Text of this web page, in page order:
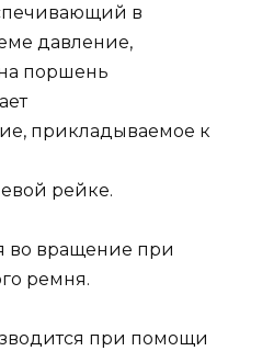
в
давление,
поршень
прикладываемое к
рейке.
во вращение при
ремня.
при помощи